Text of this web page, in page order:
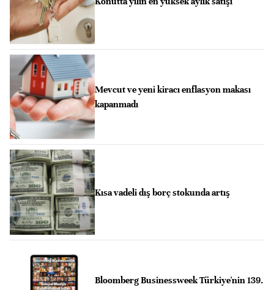
Mevcut ve yeni kiracı enflasyon makası
kapanmadı
Kısa vadeli dış borç stokunda artış
Bloomberg Businessweek Türkiye'nin 139.